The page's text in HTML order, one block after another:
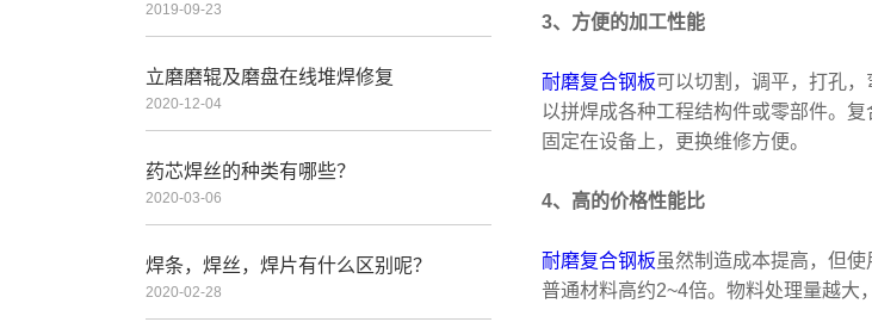
2019-09-23
立磨磨辊及磨盘在线堆焊修复
2020-12-04
药芯焊丝的种类有哪些？
2020-03-06
焊条，焊丝，焊片有什么区别呢？
2020-02-28
3、方便的加工性能
耐磨复合钢板可以切割，调平，打孔
以拼焊成各种工程结构件或零部件。
固定在设备上，更换维修方便。
4、高的价格性能比
耐磨复合钢板虽然制造成本提高，但
普通材料高约2~4倍。物料处理量越大